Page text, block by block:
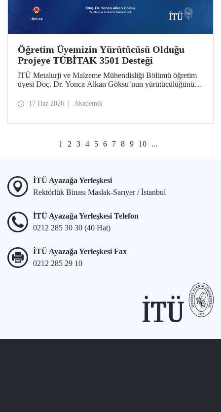
Öğretim Üyemizin Yürütücüsü Olduğu
Projeye TÜBİTAK 3501 Desteği
İTÜ Metalurji ve Malzeme Mühendisliği Bölümü öğretim
üyesi Doç. Dr. Yonca Alkan Göksu’nun yürütücülüğünü
Geri Dönüşümü ve Geri Dönüştürülmüş PET İçeriğinin
17 Haz 2026 Akademik
1 2 3 4 5 6 7 8 9 10 ...
İTÜ Ayazağa Yerleşkesi
Rektörlük Binası Maslak-Sarıyer / İstanbul
İTÜ Ayazağa Yerleşkesi Telefon
0212 285 30 30 (40 Hat)
İTÜ Ayazağa Yerleşkesi Fax
0212 285 29 10